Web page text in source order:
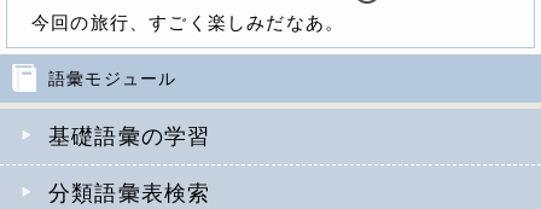
語彙モジュール
基礎語彙の学習
分類語彙表検索
今回の旅行、すごく楽しみだなあ。